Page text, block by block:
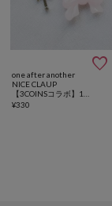

one after another
NICE CLAUP
¥330